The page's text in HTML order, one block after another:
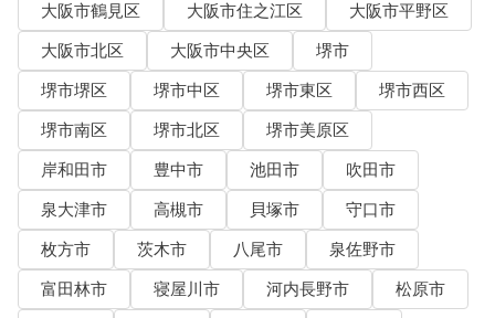
大阪市鶴見区
大阪市住之江区
大阪市平野区
大阪市北区
大阪市中央区
堺市
堺市堺区
堺市中区 堺市東区
堺市西区
堺市南区
堺市北区
堺市美原区
岸和田市
豊中市 池田市
吹田市
泉大津市
高槻市 貝塚市
守口市
枚方市
茨木市 八尾市
泉佐野市
富田林市
寝屋川市 河内長野市
松原市